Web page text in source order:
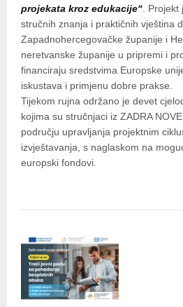
projekata kroz edukacije“. Projekt
stručnih znanja i praktičnih vještina
Zapadnohercegovačke županije i
neretvanske županije u pripremi i
financiraju sredstvima Europske
iskustava i primjenu dobre prakse.
Tijekom rujna održano je devet
kojima su stručnjaci iz ZADRA
području upravljanja projektnim
izvještavanja, s naglaskom na
europski fondovi.